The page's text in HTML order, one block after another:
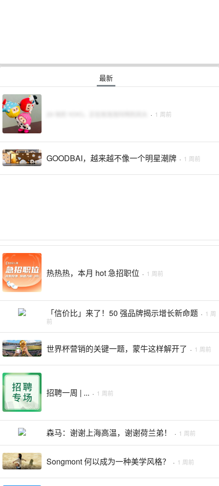
最新
· 1 周前
GOODBAI，越来越不像一个明星潮牌 · 1 周前
热热热，本月 hot 急招职位 · 1 周前
「信价比」来了！50 强品牌揭示增长新命题 · 1 周
前
世界杯营销的关键一题，蒙牛这样解开了 · 1 周前
招聘一周 | ... · 1 周前
森马：谢谢上海高温，谢谢荷兰弟！ · 1 周前
Songmont 何以成为一种美学风格？ · 1 周前